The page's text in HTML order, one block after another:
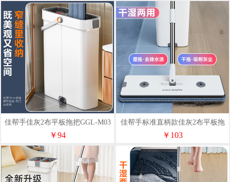
佳帮手佳灰2布平板拖把GGL-M03
￥94
佳帮手标准直柄款佳灰2布平板拖
把GGL-M03
￥103